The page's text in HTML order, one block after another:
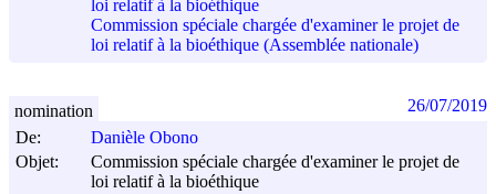
loi relatif à la bioéthique
Commission spéciale chargée d'examiner le projet de
loi relatif à la bioéthique (Assemblée nationale)
De:
Danièle Obono
Objet:
Commission spéciale chargée d'examiner le projet de
loi relatif à la bioéthique
nomination 26/07/2019